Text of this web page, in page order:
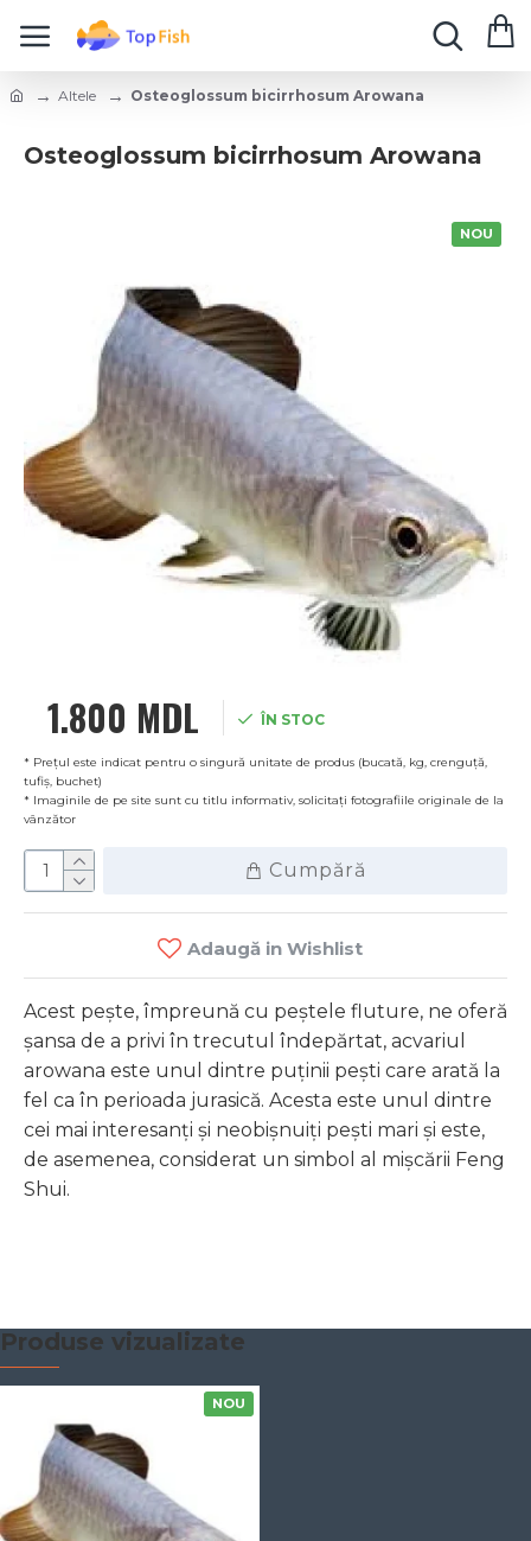
Altele Osteoglossum bicirrhosum Arowana
Osteoglossum bicirrhosum Arowana
NOU
1.800 MDL ÎN STOC
* Prețul este indicat pentru o singură unitate de produs (bucată, kg, crenguță,
tufiș, buchet)
* Imaginile de pe site sunt cu titlu informativ, solicitați fotografiile originale de la
vânzător
Cumpără
Adaugă in Wishlist
Acest pește, împreună cu peștele fluture, ne oferă
șansa de a privi în trecutul îndepărtat, acvariul
arowana este unul dintre puținii pești care arată la
fel ca în perioada jurasică. Acesta este unul dintre
cei mai interesanți și neobișnuiți pești mari și este,
de asemenea, considerat un simbol al mișcării Feng
Shui.
Produse vizualizate
NOU